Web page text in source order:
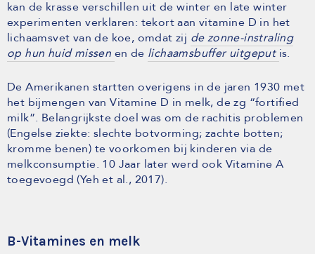
kan de krasse verschillen uit de winter en late winter
experimenten verklaren: tekort aan vitamine D in het
lichaamsvet van de koe, omdat zij de zonne-instraling
op hun huid missen en de lichaamsbuffer uitgeput is.
De Amerikanen startten overigens in de jaren 1930 met
het bijmengen van Vitamine D in melk, de zg “fortified
milk”. Belangrijkste doel was om de rachitis problemen
(Engelse ziekte: slechte botvorming; zachte botten;
kromme benen) te voorkomen bij kinderen via de
melkconsumptie. 10 Jaar later werd ook Vitamine A
toegevoegd (Yeh et al., 2017).
B-Vitamines en melk